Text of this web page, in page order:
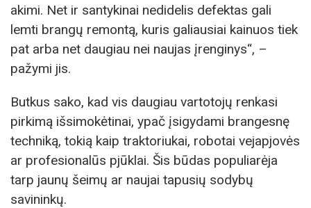
akimi. Net ir santykinai nedidelis defektas gali
lemti brangų remontą, kuris galiausiai kainuos tiek
pat arba net daugiau nei naujas įrenginys“, –
pažymi jis.
Butkus sako, kad vis daugiau vartotojų renkasi
pirkimą išsimokėtinai, ypač įsigydami brangesnę
techniką, tokią kaip traktoriukai, robotai vejapjovės
ar profesionalūs pjūklai. Šis būdas populiarėja
tarp jaunų šeimų ar naujai tapusių sodybų
savininkų.